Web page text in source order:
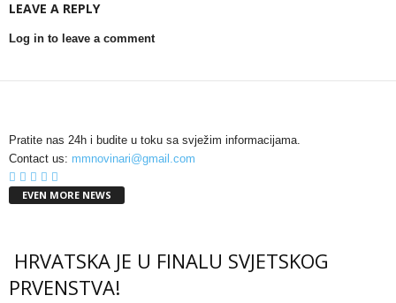
LEAVE A REPLY
Log in to leave a comment
Pratite nas 24h i budite u toku sa svježim informacijama.
Contact us: mmnovinari@gmail.com
EVEN MORE NEWS
HRVATSKA JE U FINALU SVJETSKOG
PRVENSTVA!